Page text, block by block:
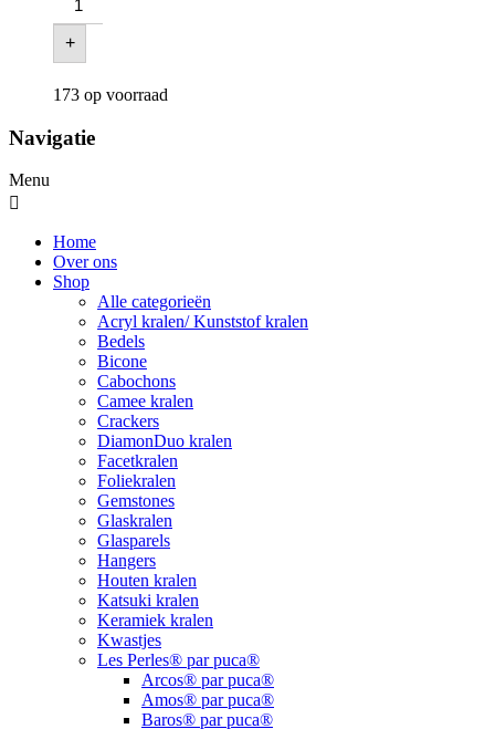
+
173 op voorraad
Navigatie
Menu
Home
Over ons
Shop
Alle categorieën
Acryl kralen/ Kunststof kralen
Bedels
Bicone
Cabochons
Camee kralen
Crackers
DiamonDuo kralen
Facetkralen
Foliekralen
Gemstones
Glaskralen
Glasparels
Hangers
Houten kralen
Katsuki kralen
Keramiek kralen
Kwastjes
Les Perles® par puca®
Arcos® par puca®
Amos® par puca®
Baros® par puca®